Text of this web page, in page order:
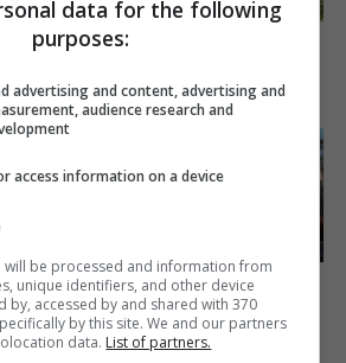
Life
The Monster Snake That
Brainberries
Movie
Unleashing Her Passion:
Demi Moore's 8 Sultriest
Movie Roles!
Brainberries
data for the following
purposes:
advertising and content, advertising and
audience research and
access information on a device
will be processed and information from
unique identifiers, and other device
by, accessed by and shared with 370
by this site. We and our partners
data. List of partners.